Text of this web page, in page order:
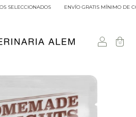
SELECCIONADOS ENVÍO GRATIS MÍNIMO DE
0